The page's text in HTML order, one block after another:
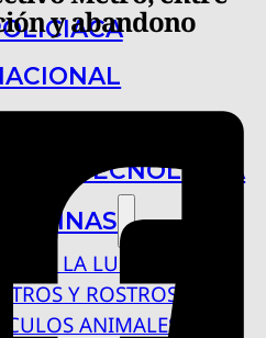
Y TECNOLOGÍA
BAJO LA LUPA
Y ROSTROS
ANIMALES
y abandono